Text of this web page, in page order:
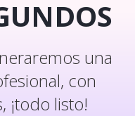
una
con
¡todo listo!